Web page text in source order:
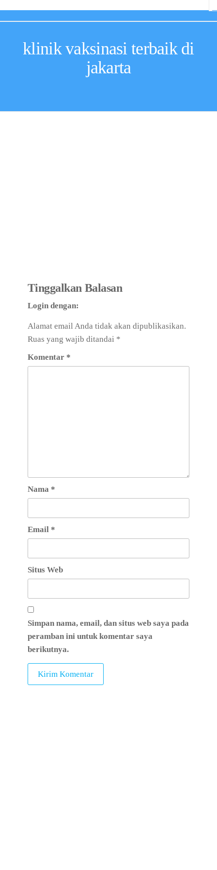
klinik vaksinasi terbaik di
jakarta
Tinggalkan Balasan
Login dengan:
Alamat email Anda tidak akan dipublikasikan.
Ruas yang wajib ditandai *
Komentar *
Nama *
Email *
Situs Web
Simpan nama, email, dan situs web saya pada
peramban ini untuk komentar saya
berikutnya.